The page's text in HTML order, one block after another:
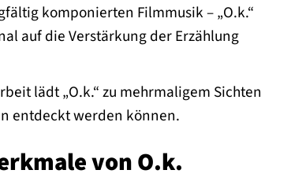
komponierten Filmmusik – „O.k.“
auf die Verstärkung der Erzählung
lädt „O.k.“ zu mehrmaligem Sichten
entdeckt werden können.
von O.k.